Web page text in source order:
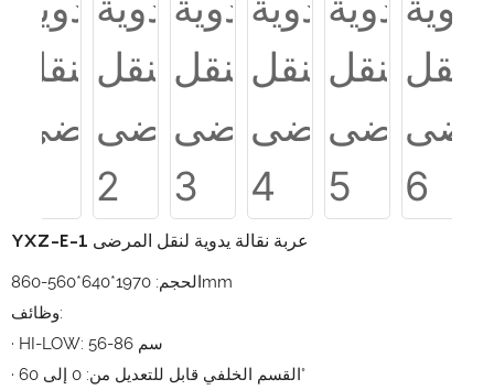
YXZ-E-1 عربة نقالة يدوية لنقل المرضى
الحجم: 1970*640*560-860mm
وظائف:
· HI-LOW: 56-86 سم
· القسم الخلفي قابل للتعديل من: 0 إلى 60°